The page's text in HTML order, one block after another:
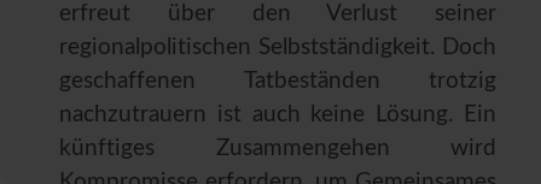
erfreut über den Verlust seiner
regionalpolitischen Selbstständigkeit. Doch
geschaffenen Tatbeständen trotzig
nachzutrauern ist auch keine Lösung. Ein
künftiges Zusammengehen wird